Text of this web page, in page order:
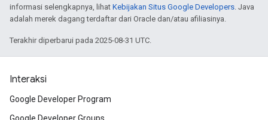
informasi selengkapnya, lihat Kebijakan Situs Google Developers. Java
adalah merek dagang terdaftar dari Oracle dan/atau afiliasinya.
Terakhir diperbarui pada 2025-08-31 UTC.
Interaksi
Google Developer Program